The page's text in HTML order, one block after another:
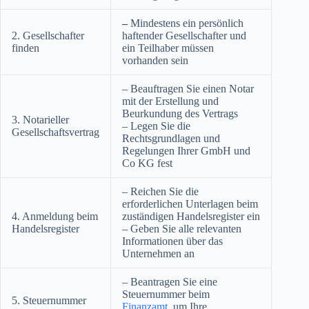
2. Gesellschafter
finden
– Mindestens ein persönlich
haftender Gesellschafter und
ein Teilhaber müssen
vorhanden sein
3. Notarieller
Gesellschaftsvertrag
– Beauftragen Sie einen Notar
mit der Erstellung und
Beurkundung des Vertrags
– Legen Sie die
Rechtsgrundlagen und
Regelungen Ihrer GmbH und
Co KG fest
4. Anmeldung beim
Handelsregister
– Reichen Sie die
erforderlichen Unterlagen beim
zuständigen Handelsregister ein
– Geben Sie alle relevanten
Informationen über das
Unternehmen an
5. Steuernummer
– Beantragen Sie eine
Steuernummer beim